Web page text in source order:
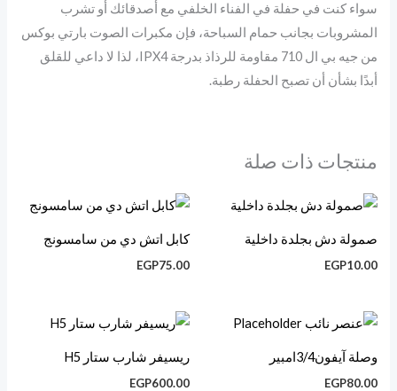
سواء كنت في حفلة في الفناء الخلفي مع أصدقائك أو تشرب
المشروبات بجانب حمام السباحة، فإن مكبرات الصوت بارتي بوكس
من جيه بي ال 710 مقاومة للرذاذ بدرجة IPX4، لذا لا داعي للقلق
أبدًا بشأن أن تصبح الحفلة رطبة.
منتجات ذات صلة
صمولة دش بجلدة داخلية
EGP10.00
كابل اتش دي من سامسونج
EGP75.00
وصلة آيفون3/4امبير
EGP80.00
ريسيفر شارب ستار H5
EGP600.00